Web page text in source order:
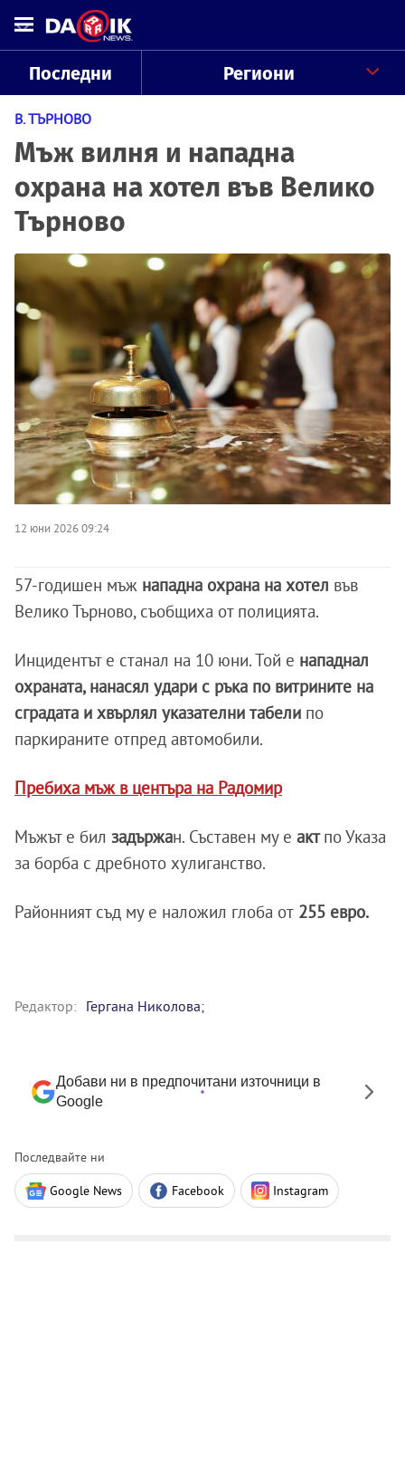
Последни Региони
В. ТЪРНОВО
Мъж вилня и нападна
охрана на хотел във Велико
Търново
12 юни 2026 09:24
57-годишен мъж нападна охрана на хотел във
Велико Търново, съобщиха от полицията.
Инцидентът е станал на 10 юни. Той е нападнал
охраната, нанасял удари с ръка по витрините на
сградата и хвърлял указателни табели по
паркираните отпред автомобили.
Пребиха мъж в центъра на Радомир
Мъжът е бил задържан. Съставен му е актпо Указа
за борба с дребното хулиганство.
Районният съд му е наложил глоба от 255 евро.
Редактор: Гергана Николова;
Добави ни в предпочитани източници в
Google
Последвайте ни
Google News Facebook Instagram